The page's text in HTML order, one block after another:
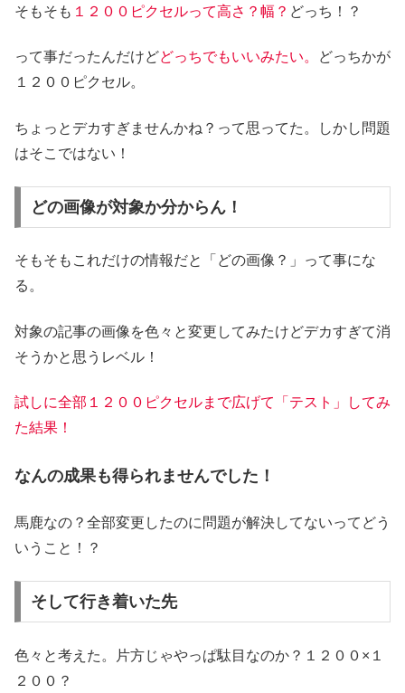
そもそも １２００ピクセルって高さ？幅？ どっち！？
って事だったんだけどどっちでもいいみたい。
どっちかが
１２００ピクセル。
ちょっとデカすぎませんかね？って思ってた。しかし問題
はそこではない！
どの画像が対象か分からん！
そもそもこれだけの情報だと「どの画像？」って事にな
る。
対象の記事の画像を色々と変更してみたけどデカすぎて消
そうかと思うレベル！
試しに全部１２００ピクセルまで広げて「テスト」してみ
た結果！
なんの成果も得られませんでした！
馬鹿なの？全部変更したのに問題が解決してないってどう
いうこと！？
そして行き着いた先
色々と考えた。片方じゃやっぱ駄目なのか？１２００×１
２００？